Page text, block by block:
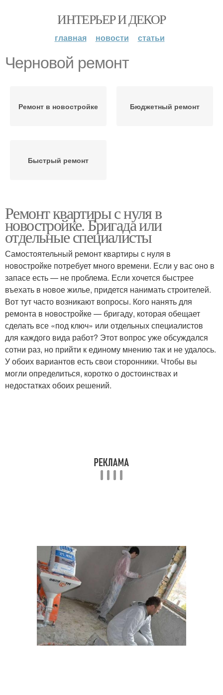
ИНТЕРЬЕР И ДЕКОР
главная новости статьи
Черновой ремонт
Ремонт в новостройке Бюджетный ремонт
Быстрый ремонт
Ремонт квартиры с нуля в
новостройке. Бригада или
отдельные специалисты
Самостоятельный ремонт квартиры с нуля в
новостройке потребует много времени. Если у вас оно в
запасе есть — не проблема. Если хочется быстрее
въехать в новое жилье, придется нанимать строителей.
Вот тут часто возникают вопросы. Кого нанять для
ремонта в новостройке — бригаду, которая обещает
сделать все «под ключ» или отдельных специалистов
для каждого вида работ? Этот вопрос уже обсуждался
сотни раз, но прийти к единому мнению так и не удалось.
У обоих вариантов есть свои сторонники. Чтобы вы
могли определиться, коротко о достоинствах и
недостатках обоих решений.